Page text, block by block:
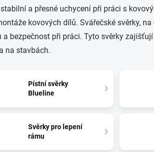
a přesné uchycení při práci s
kovových dílů. Svářečské svěrky,
bezpečnost při práci. Tyto svěrky
na stavbách.
Pístní svěrky
Blueline
Svěrky pro lepení
rámu